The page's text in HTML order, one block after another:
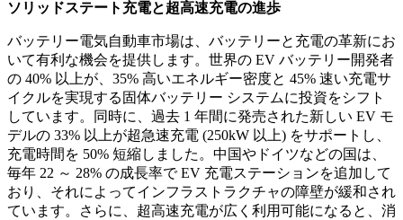
ソリッドステート充電と超高速充電の進歩
バッテリー電気自動車市場は、バッテリーと充電の革新にお
いて有利な機会を提供します。世界の EV バッテリー開発者
の 40% 以上が、35% 高いエネルギー密度と 45% 速い充電サ
イクルを実現する固体バッテリー システムに投資をシフト
しています。同時に、過去 1 年間に発売された新しい EV モ
デルの 33% 以上が超急速充電 (250kW 以上) をサポートし、
充電時間を 50% 短縮しました。中国やドイツなどの国は、
毎年 22 ～ 28% の成長率で EV 充電ステーションを追加して
おり、それによってインフラストラクチャの障壁が緩和され
ています。さらに、超高速充電が広く利用可能になると、消